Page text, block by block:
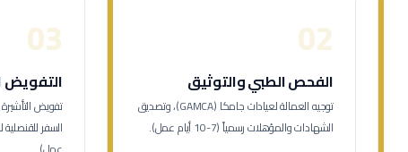
02
الفحص الطبي والتوثيق
توجيه العمالة لعيادات جامكا (GAMCA)، وتصديق
الشهادات والمؤهلات رسمياً (7-10 أيام عمل).
03
التفويض
تفويض